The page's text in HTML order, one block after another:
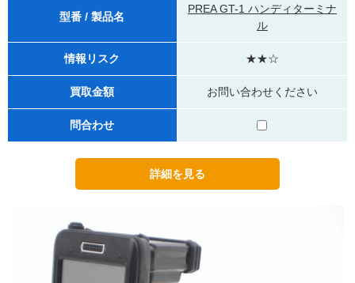
型番 / 製品名
PREA GT-1 ハンディターミナ
ル
情報リスク ★★☆
買取金額 お問い合わせください
問合わせ